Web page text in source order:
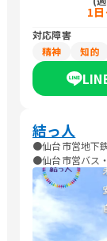
1
対応障害
精神
知的
結っ人
●仙台市営地下
●仙台市営バス
分 ●仙台市営バ
り徒歩4分 ●仙
歩6分